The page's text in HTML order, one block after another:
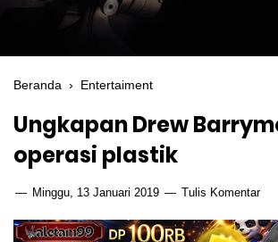
Beranda › Entertaiment
Ungkapan Drew
operasi plastik
Minggu, 13 Januari 2019 Tulis Komentar